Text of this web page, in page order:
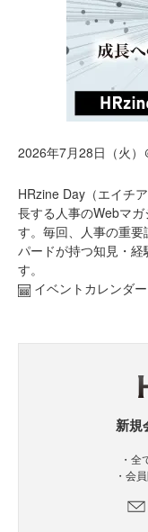
2026年7月28日（火）
HRzine Day（エイチ
長する人事のWebマ
す。毎回、人事の重
パードが持つ知見・
す。
イベントカレンダ
新規
・
・会